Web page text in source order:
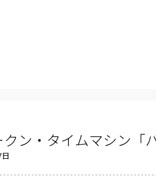
クン・タイムマシン「